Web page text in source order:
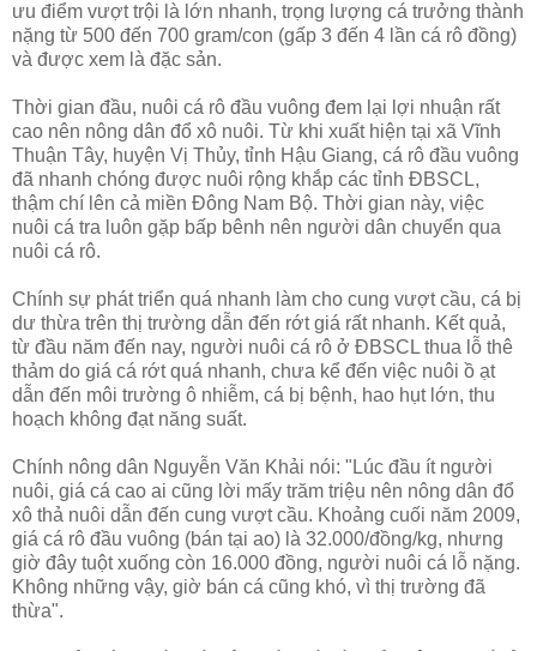
ưu điểm vượt trội là lớn nhanh, trọng lượng cá trưởng thành
nặng từ 500 đến 700 gram/con (gấp 3 đến 4 lần cá rô đồng)
và được xem là đặc sản.
Thời gian đầu, nuôi cá rô đầu vuông đem lại lợi nhuận rất
cao nên nông dân đổ xô nuôi. Từ khi xuất hiện tại xã Vĩnh
Thuận Tây, huyện Vị Thủy, tỉnh Hậu Giang, cá rô đầu vuông
đã nhanh chóng được nuôi rộng khắp các tỉnh ĐBSCL,
thậm chí lên cả miền Đông Nam Bộ. Thời gian này, việc
nuôi cá tra luôn gặp bấp bênh nên người dân chuyển qua
nuôi cá rô.
Chính sự phát triển quá nhanh làm cho cung vượt cầu, cá bị
dư thừa trên thị trường dẫn đến rớt giá rất nhanh. Kết quả,
từ đầu năm đến nay, người nuôi cá rô ở ĐBSCL thua lỗ thê
thảm do giá cá rớt quá nhanh, chưa kể đến việc nuôi ồ ạt
dẫn đến môi trường ô nhiễm, cá bị bệnh, hao hụt lớn, thu
hoạch không đạt năng suất.
Chính nông dân Nguyễn Văn Khải nói: "Lúc đầu ít người
nuôi, giá cá cao ai cũng lời mấy trăm triệu nên nông dân đổ
xô thả nuôi dẫn đến cung vượt cầu. Khoảng cuối năm 2009,
giá cá rô đầu vuông (bán tại ao) là 32.000/đồng/kg, nhưng
giờ đây tuột xuống còn 16.000 đồng, người nuôi cá lỗ nặng.
Không những vậy, giờ bán cá cũng khó, vì thị trường đã
thừa".